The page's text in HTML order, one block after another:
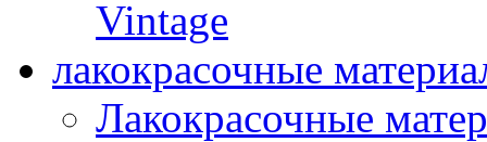
Vintage
лакокрасочные
Лакокрасочные